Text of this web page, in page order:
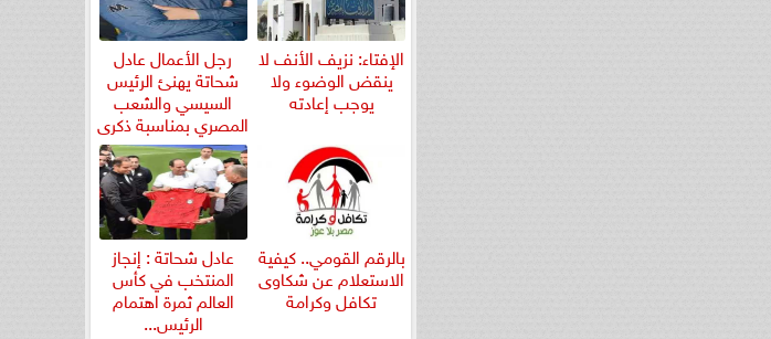
الإفتاء: نزيف الأنف لا
ينقض الوضوء ولا
يوجب إعادته
رجل الأعمال عادل
شحاتة يهنئ الرئيس
السيسي والشعب
المصري بمناسبة ذكرى
ثورة...
بالرقم القومي.. كيفية
الاستعلام عن شكاوى
تكافل وكرامة
عادل شحاتة : إنجاز
المنتخب في كأس
العالم ثمرة اهتمام
الرئيس...